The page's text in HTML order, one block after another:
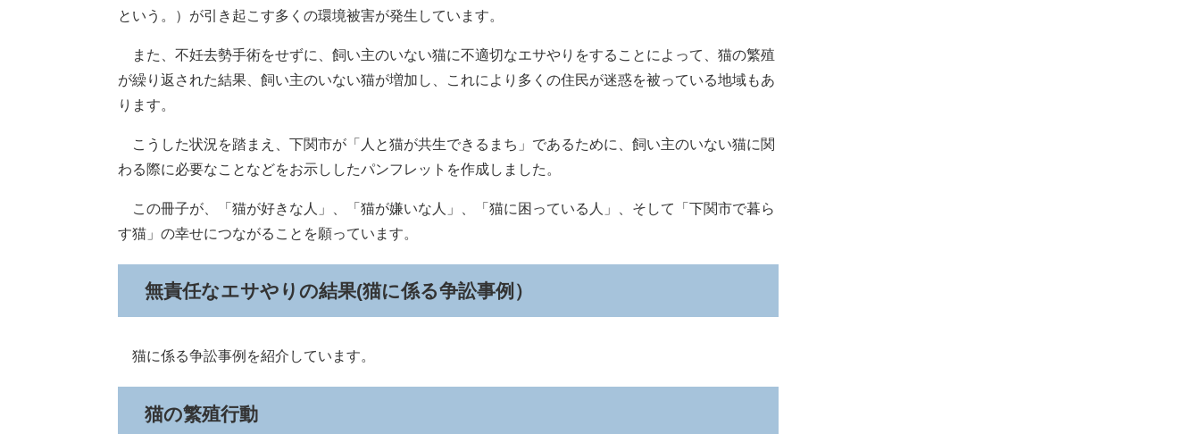
という。）が引き起こす多くの環境被害が発生しています。
また、不妊去勢手術をせずに、飼い主のいない猫に不適切なエサやりをすることによって、猫の繁殖
が繰り返された結果、飼い主のいない猫が増加し、これにより多くの住民が迷惑を被っている地域もあ
ります。
こうした状況を踏まえ、下関市が「人と猫が共生できるまち」であるために、飼い主のいない猫に関
わる際に必要なことなどをお示ししたパンフレットを作成しました。
この冊子が、「猫が好きな人」、「猫が嫌いな人」、「猫に困っている人」、そして「下関市で暮ら
す猫」の幸せにつながることを願っています。
無責任なエサやりの結果(猫に係る争訟事例）
猫に係る争訟事例​を紹介しています。
猫の繁殖行動